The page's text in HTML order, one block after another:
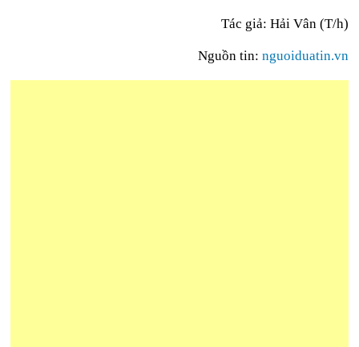
Tác giả: Hải Vân (T/h)
Nguồn tin: nguoiduatin.vn